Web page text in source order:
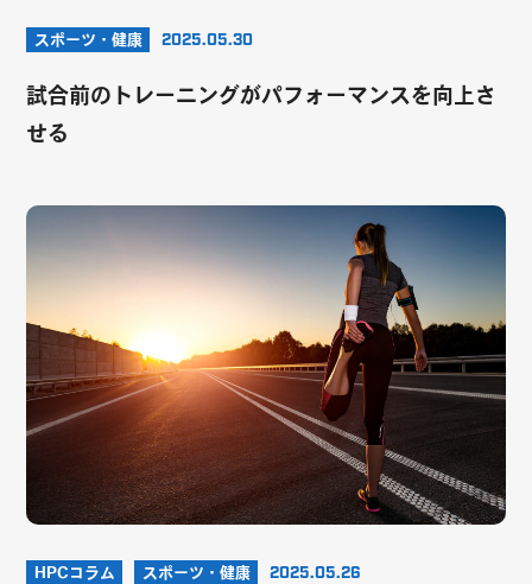
スポーツ・健康 2025.05.30
試合前のトレーニングがパフォーマンスを向上さ
せる
HPCコラム スポーツ・健康 2025.05.26